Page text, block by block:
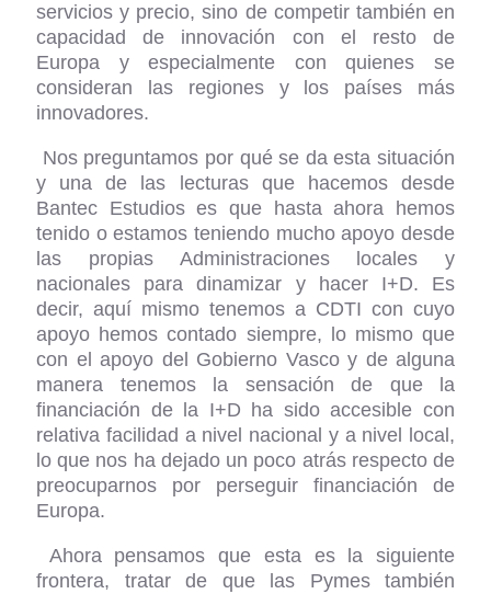
servicios y precio, sino de competir también en
capacidad de innovación con el resto de
Europa y especialmente con quienes se
consideran las regiones y los países más
innovadores.
Nos preguntamos por qué se da esta situación
y una de las lecturas que hacemos desde
Bantec Estudios es que hasta ahora hemos
tenido o estamos teniendo mucho apoyo desde
las propias Administraciones locales y
nacionales para dinamizar y hacer I+D. Es
decir, aquí mismo tenemos a CDTI con cuyo
apoyo hemos contado siempre, lo mismo que
con el apoyo del Gobierno Vasco y de alguna
manera tenemos la sensación de que la
financiación de la I+D ha sido accesible con
relativa facilidad a nivel nacional y a nivel local,
lo que nos ha dejado un poco atrás respecto de
preocuparnos por perseguir financiación de
Europa.
Ahora pensamos que esta es la siguiente
frontera, tratar de que las Pymes también